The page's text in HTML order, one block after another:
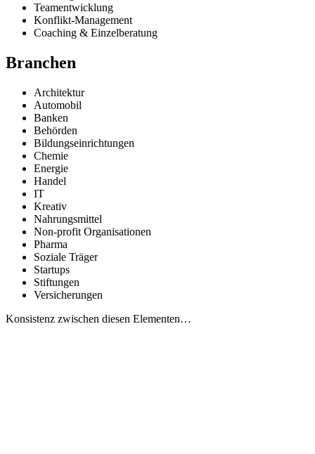
Teamentwicklung
Konflikt-Management
Coaching & Einzelberatung
Branchen
Architektur
Automobil
Banken
Behörden
Bildungseinrichtungen
Chemie
Energie
Handel
IT
Kreativ
Nahrungsmittel
Non-profit Organisationen
Pharma
Soziale Träger
Startups
Stiftungen
Versicherungen
Konsistenz zwischen diesen Elementen…